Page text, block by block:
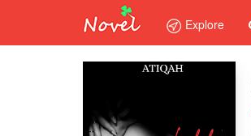
Explore